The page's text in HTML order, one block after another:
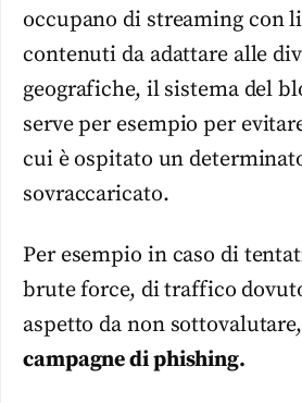
occupano di streaming con
contenuti da adattare alle
geografiche, il sistema del
serve per esempio per
cui è ospitato un
sovraccaricato.
Per esempio in caso di
brute force, di traffico
aspetto da non
campagne di phishing.